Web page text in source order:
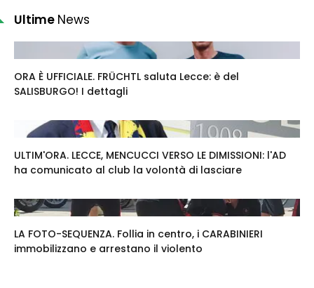
Ultime News
ORA È UFFICIALE. FRÜCHTL saluta Lecce: è del
SALISBURGO! I dettagli
ULTIM'ORA. LECCE, MENCUCCI VERSO LE DIMISSIONI: l'AD
ha comunicato al club la volontà di lasciare
LA FOTO-SEQUENZA. Follia in centro, i CARABINIERI
immobilizzano e arrestano il violento